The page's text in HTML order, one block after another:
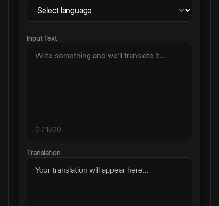
Input Text
0 / 1500
Translation
Your translation will appear here...